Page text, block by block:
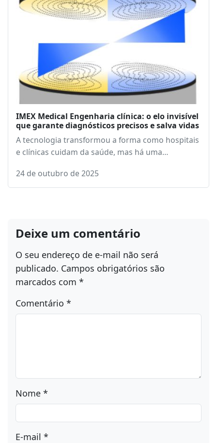
IMEX Medical Engenharia clínica: o elo invisível
que garante diagnósticos precisos e salva vidas
A tecnologia transformou a forma como hospitais
e clínicas cuidam da saúde, mas há uma…
24 de outubro de 2025
Deixe um comentário
O seu endereço de e-mail não será
publicado. Campos obrigatórios são
marcados com *
Comentário *
Nome *
E-mail *